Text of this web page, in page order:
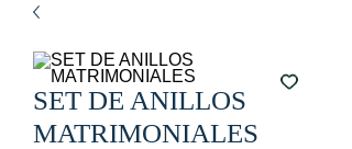
SET DE ANILLOS
MATRIMONIALES